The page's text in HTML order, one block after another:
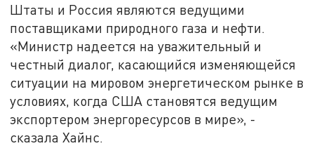
Штаты и Россия являются ведущими
поставщиками природного газа и нефти.
«Министр надеется на уважительный и
честный диалог, касающийся изменяющейся
ситуации на мировом энергетическом рынке в
условиях, когда США становятся ведущим
экспортером энергоресурсов в мире», -
сказала Хайнс.